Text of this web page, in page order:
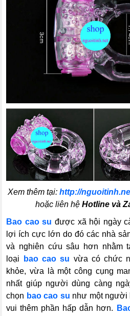
Xem thêm tại: http://
hoặc liên hệ Hotline và
Bao cao su được xã hội ngày
lợi ích cực lớn do đó các nhà
và nghiên cứu sâu hơn nhằm
loại
bao cao su vừa có chức
khỏe, vừa là một công cụng
nhất giúp người dùng càng
chọn bao cao su như một người
vui thêm phần hấp dẫn hơn.